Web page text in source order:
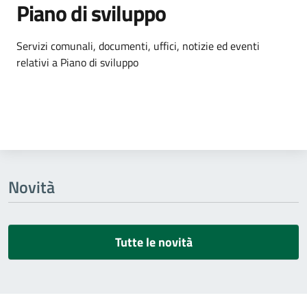
Piano di sviluppo
Dettagli dell'argomento
Servizi comunali, documenti, uffici, notizie ed eventi
relativi a Piano di sviluppo
Novità
Tutte le novità